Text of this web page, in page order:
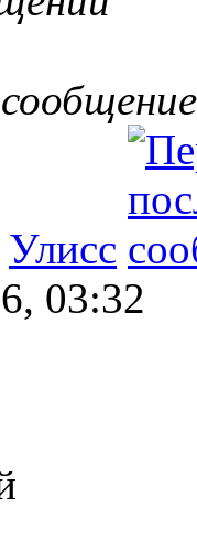
Улисс
03:32